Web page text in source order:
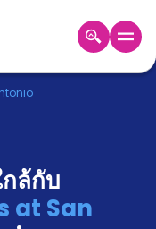
ล้กับ
at San